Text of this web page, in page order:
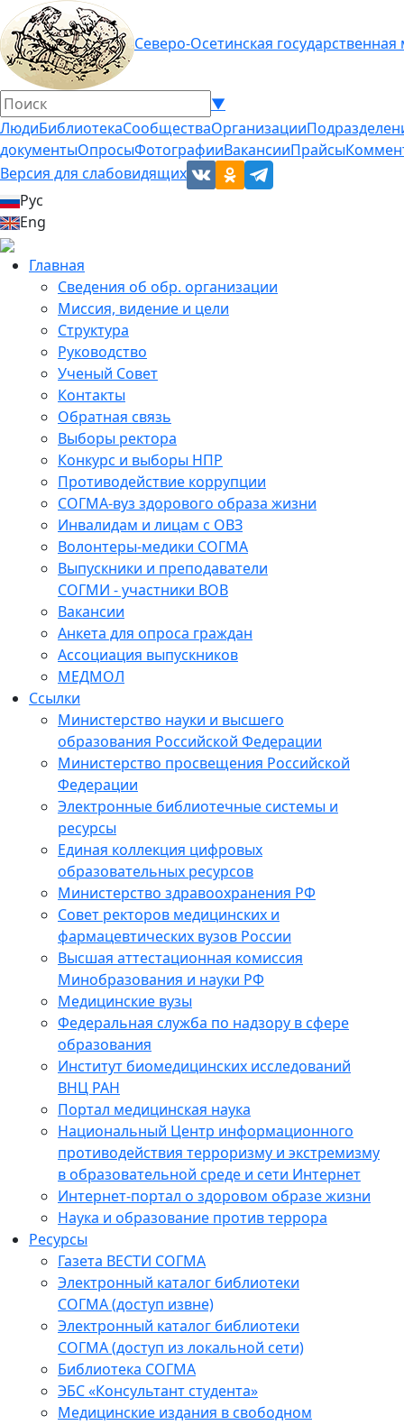
Северо-Осетинская
▼
ЛюдиБиблиотекаСообществаОрганизации
документыОпросыФотографииВакансииПрайсы
Версия для слабовидящих
Рус
Eng
Главная
Сведения об обр. организации
Миссия, видение и цели
Структура
Руководство
Ученый Совет
Контакты
Обратная связь
Выборы ректора
Конкурс и выборы НПР
Противодействие коррупции
СОГМА-вуз здорового образа жизни
Инвалидам и лицам с ОВЗ
Волонтеры-медики СОГМА
Выпускники и преподаватели
СОГМИ - участники ВОВ
Вакансии
Анкета для опроса граждан
Ассоциация выпускников
МЕДМОЛ
Ссылки
Министерство науки и высшего
образования Российской Федерации
Министерство просвещения Российской
Федерации
Электронные библиотечные системы и
ресурсы
Единая коллекция цифровых
образовательных ресурсов
Министерство здравоохранения РФ
Совет ректоров медицинских и
фармацевтических вузов России
Высшая аттестационная комиссия
Минобразования и науки РФ
Медицинские вузы
Федеральная служба по надзору в сфере
образования
Институт биомедицинских исследований
ВНЦ РАН
Портал медицинская наука
Национальный Центр информационного
противодействия терроризму и экстремизму
в образовательной среде и сети Интернет
Интернет-портал о здоровом образе жизни
Наука и образование против террора
Ресурсы
Газета ВЕСТИ СОГМА
Электронный каталог библиотеки
СОГМА (доступ извне)
Электронный каталог библиотеки
СОГМА (доступ из локальной сети)
Библиотека СОГМА
ЭБС «Консультант студента»
Медицинские издания в свободном